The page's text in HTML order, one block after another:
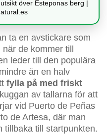
över Esteponas berg |
ta en avstickare som
de kommer till
leder till den populära
än en halv
fylla på med friskt
av tallarna för att
vid Puerto de Peñas
de Artesa, där man
tillbaka till startpunkten.